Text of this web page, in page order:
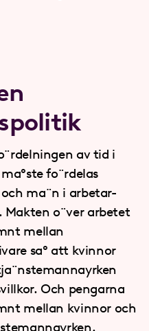
av tid i
fo¨rdelas
ma¨n i arbetar-
o¨ver arbetet
mellan
sa° att kvinnor
Och pengarna
mellan kvinnor och